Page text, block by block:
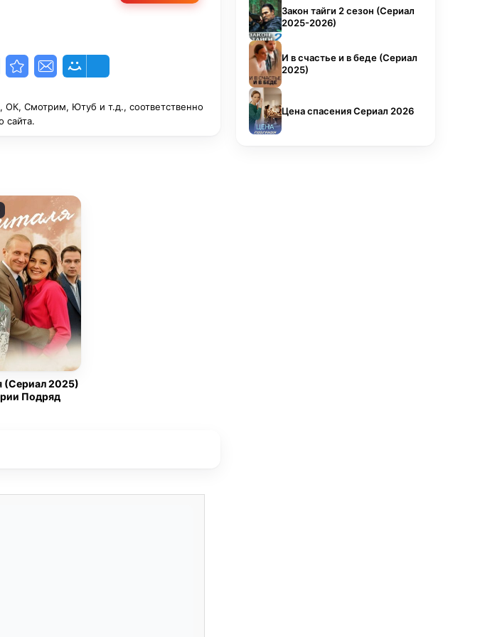
Смотрим, Ютуб и т.д., соответственно
сайта.
(Сериал 2025)
Подряд
Закон тайги 2 сезон (Сериал
2025-2026)
И в счастье и в беде (Сериал
2025)
Цена спасения Сериал 2026